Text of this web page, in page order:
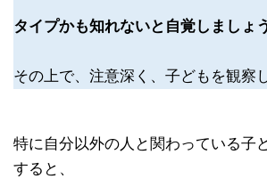
タイプかも知れないと自覚しましょう
その上で、注意深く、子どもを観察
特に自分以外の人と関わっている子
すると、